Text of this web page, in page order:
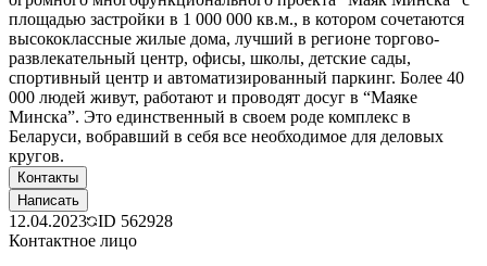
площадью застройки в 1 000 000 кв.м., в котором сочетаются
высококлассные жилые дома, лучший в регионе торгово-
развлекательный центр, офисы, школы, детские сады,
спортивный центр и автоматизированный паркинг. Более 40
000 людей живут, работают и проводят досуг в “Маяке
Минска”. Это единственный в своем роде комплекс в
Беларуси, вобравший в себя все необходимое для деловых
кругов.
Контакты
Написать
12.04.2023 ID 562928
Контактное лицо